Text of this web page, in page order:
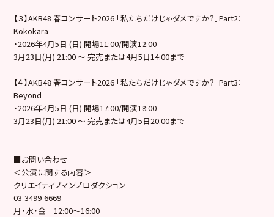
【３】AKB48 春コンサート2026 「私たちだけじゃダメですか？」Part2：
Kokokara
・2026年4月5日 (日) 開場11:00/開演12:00
3月23日(月) 21:00 ～ 完売または4月5日14:00まで
【４】AKB48 春コンサート2026 「私たちだけじゃダメですか？」Part3：
Beyond
・2026年4月5日 (日) 開場17:00/開演18:00
3月23日(月) 21:00 ～ 完売または4月5日20:00まで
■お問い合わせ
＜公演に関する内容＞
クリエイティブマンプロダクション
03-3499-6669
月・水・金 12:00〜16:00